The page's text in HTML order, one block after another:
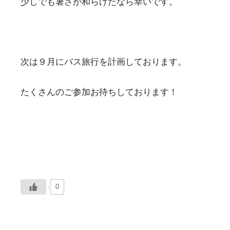
次は９月にバス旅行を計画しております。
たくさんのご参加お待ちしております！
0